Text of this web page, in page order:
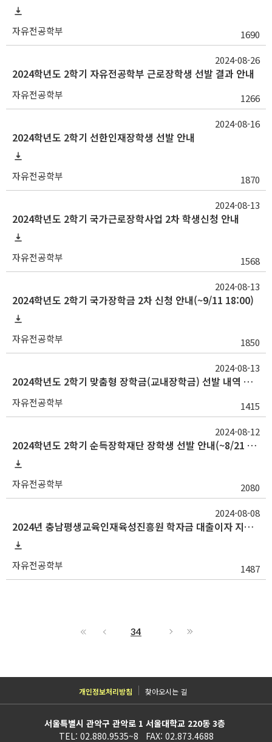
자유전공학부 1690
2024학년도 2학기 자유전공학부 근로장학생 선발 결과 안내
자유전공학부 1266
2024-08-26
2024학년도 2학기 선한인재장학생 선발 안내
자유전공학부 1870
2024-08-16
2024학년도 2학기 국가근로장학사업 2차 학생신청 안내
자유전공학부 1568
2024-08-13
2024학년도 2학기 국가장학금 2차 신청 안내(~9/11 18:00)
자유전공학부 1850
2024-08-13
2024학년도 2학기 맞춤형 장학금(교내장학금) 선발 내역 안내(8.21 수정)
자유전공학부 1415
2024-08-13
2024학년도 2학기 순득장학재단 장학생 선발 안내(~8/21 23:59)
자유전공학부 2080
2024-08-12
2024년 충남평생교육인재육성진흥원 학자금 대출이자 지원사업 안내
자유전공학부 1487
2024-08-08
34
개인정보처리방침 찾아오시는 길
서울특별시 관악구 관악로 1 서울대학교 220동 3층
TEL: 02.880.9535~8 FAX: 02.873.4688